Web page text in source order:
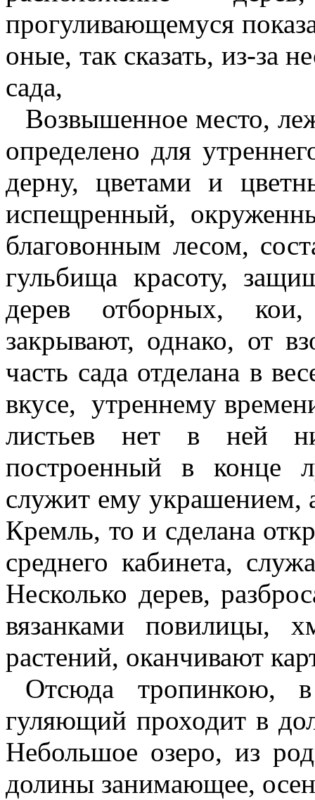
прогуливающемуся
оные, так сказать, из-за
сада,
Возвышенное место,
определено для
дерну, цветами и
испещренный,
благовонным лесом,
гульбища красоту,
дерев
отборных,
кои,
закрывают, однако, от
часть сада отделана в
вкусе, утреннему
листьев нет в ней
построенный в конце
служит ему украшением,
Кремль, то и сделана
среднего кабинета,
Несколько дерев,
вязанками повилицы,
растений, оканчивают
Отсюда тропинкою,
гуляющий проходит в
Небольшое озеро, из
долины занимающее,